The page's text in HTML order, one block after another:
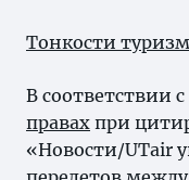
Тонкости
В соответствии
правах при
«Новости/UTair